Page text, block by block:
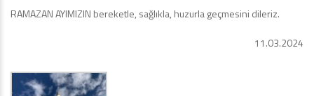
RAMAZAN AYIMIZIN bereketle, sağlıkla, huzurla geçmesini dileriz.
11.03.2024